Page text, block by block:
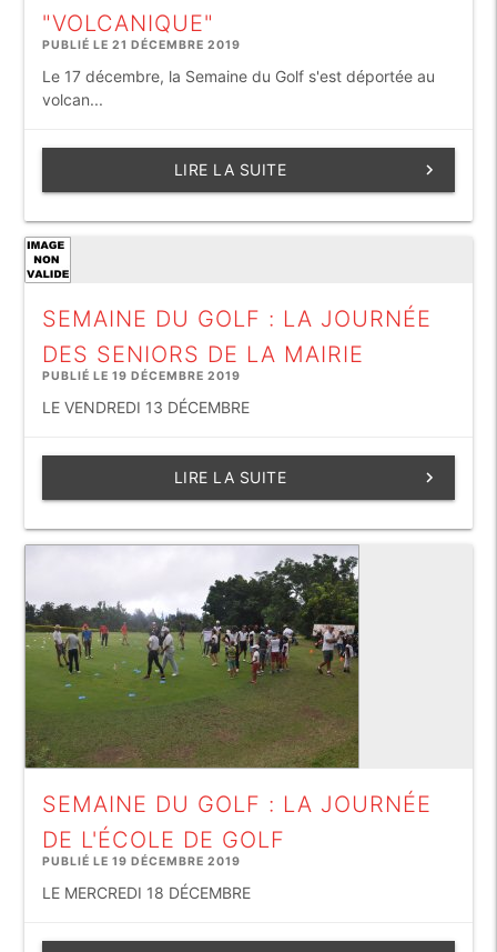
"VOLCANIQUE"
PUBLIÉ LE 21 DÉCEMBRE 2019
Le 17 décembre, la Semaine du Golf s'est déportée au
volcan...
keyboard_arrow_right
LIRE LA SUITE
SEMAINE DU GOLF : LA JOURNÉE
DES SENIORS DE LA MAIRIE
PUBLIÉ LE 19 DÉCEMBRE 2019
LE VENDREDI 13 DÉCEMBRE
keyboard_arrow_right
LIRE LA SUITE
SEMAINE DU GOLF : LA JOURNÉE
DE L'ÉCOLE DE GOLF
PUBLIÉ LE 19 DÉCEMBRE 2019
LE MERCREDI 18 DÉCEMBRE